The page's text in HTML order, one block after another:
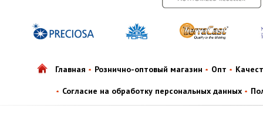
Главная Рознично-оптовый магазин Опт
Согласие на обработку персональных данных